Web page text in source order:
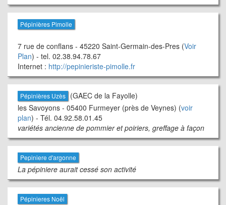
Pépinières Pimolle
7 rue de conflans - 45220 Saint-Germain-des-Pres (Voir
Plan) - tel. 02.38.94.78.67
Internet : http://pepinieriste-pimolle.fr
Pépinières Uzès (GAEC de la Fayolle)
les Savoyons - 05400 Furmeyer (près de Veynes) (voir
plan) - Tél. 04.92.58.01.45
variétés ancienne de pommier et poiriers, greffage à façon
Pepiniere d'argonne
La pépiniere aurait cessé son activité
Pépinieres Noël